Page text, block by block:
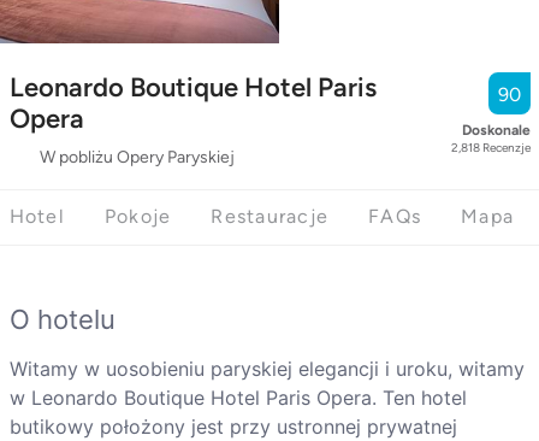
Leonardo Boutique Hotel Paris
Opera
W pobliżu Opery Paryskiej
90
Doskonale
2,818 Recenzje
Hotel Pokoje Restauracje FAQs Mapa
O hotelu
Witamy w uosobieniu paryskiej elegancji i uroku, witamy
w Leonardo Boutique Hotel Paris Opera. Ten hotel
butikowy położony jest przy ustronnej prywatnej